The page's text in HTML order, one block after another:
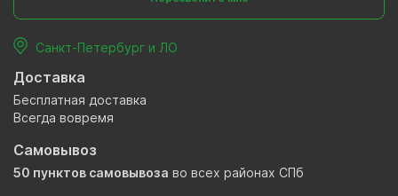
Санкт-Петербург и ЛО
Доставка
Бесплатная доставка
Всегда вовремя
Самовывоз
50 пунктов самовывоза во всех районах СПб